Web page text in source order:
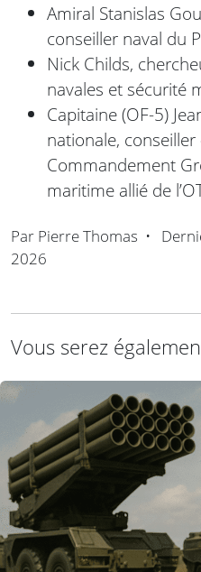
Amiral Stanislas
conseiller naval du
Nick Childs,
navales et sécurité
Capitaine (OF-5)
nationale, conseiller
Commandement
maritime allié de
Par Pierre Thomas •
2026
Vous serez